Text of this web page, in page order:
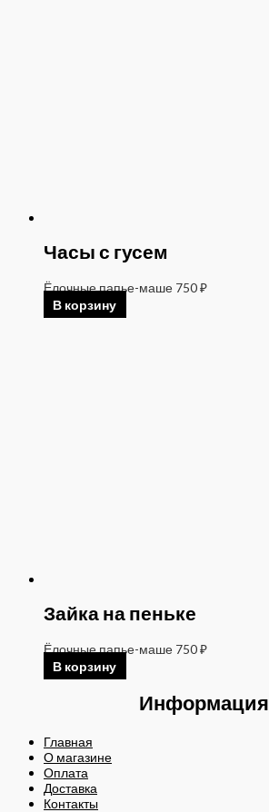
Часы с гусем
Ёлочные папье-маше 750₽
В корзину
Зайка на пеньке
Ёлочные папье-маше 750₽
В корзину
Информация
Главная
О магазине
Оплата
Доставка
Контакты